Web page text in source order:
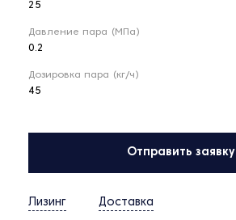
25
Давление пара (МПа)
0.2
Дозировка пара (кг/ч)
45
Отправить заявку
Лизинг Доставка